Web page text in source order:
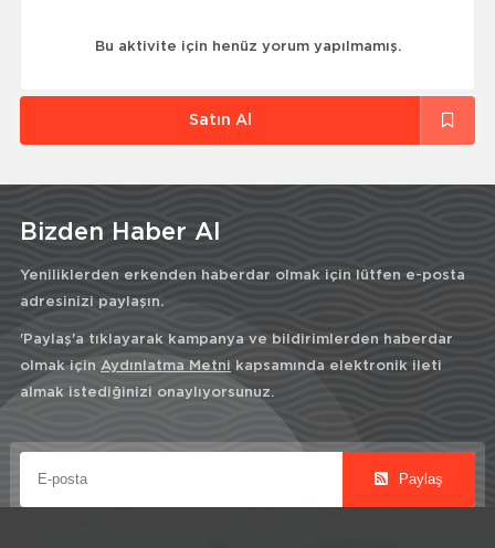
Bu aktivite için henüz yorum yapılmamış.
Satın Al
Bizden Haber Al
Yeniliklerden erkenden haberdar olmak için lütfen e-posta
adresinizi paylaşın.
'Paylaş'a tıklayarak kampanya ve bildirimlerden haberdar
olmak için Aydınlatma Metni kapsamında elektronik ileti
almak istediğinizi onaylıyorsunuz.
Paylaş